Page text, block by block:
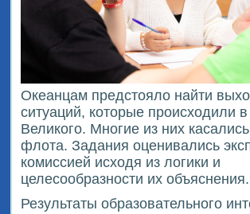
Океанцам предстояло найти
ситуаций, которые происходили
Великого. Многие из них
флота. Задания оценивались
комиссией исходя из логики и
целесообразности их объяснения.
Результаты образовательного